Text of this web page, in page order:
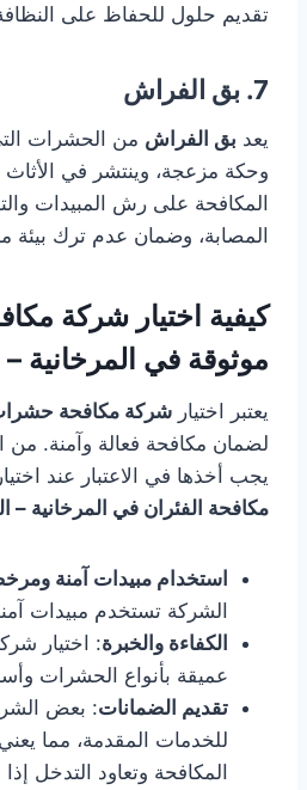
تقديم حلول للحفاظ على
7. بق الفراش
يعد بق الفراش من الحشرات
وحكة مزعجة، وينتشر في
المكافحة على رش المبيدات
المصابة، وضمان عدم ترك بيئة
كيفية اختيار شركة
موثوقة في المرخانية –
يعتبر اختيار شركة مكافحة
لضمان مكافحة فعالة وآمنة. من
يجب أخذها في الاعتبار عند
مكافحة الفئران في المرخانية –
استخدام مبيدات آمنة
الشركة تستخدم مبيدات
الكفاءة والخبرة: اختيار
عميقة بأنواع الحشرات
تقديم الضمانات: بعض
للخدمات المقدمة، مما يعني
المكافحة وتعاود التدخل إذا